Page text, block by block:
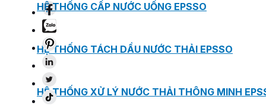
HỆ THỐNG CẤP NƯỚC UỐNG EPSSO
HỆ THỐNG TÁCH DẦU NƯỚC THẢI EPSSO
HỆ THỐNG XỬ LÝ NƯỚC THẢI THÔNG MINH